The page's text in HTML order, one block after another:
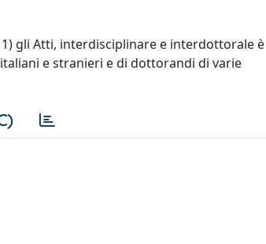
gli Atti, interdisciplinare e interdottorale è
e stranieri e di dottorandi di varie